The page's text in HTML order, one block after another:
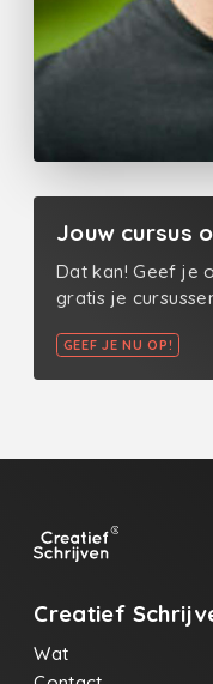
Jouw cursus
Dat kan! Geef je
gratis je
GEEF JE NU OP!
Creatief
Wat